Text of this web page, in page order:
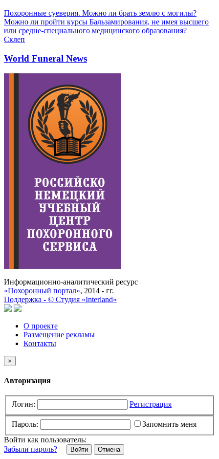
Похоронные суеверия. Можно ли брать землю с могилы?
Можно ли пройти курсы Бальзамирования, не имея высшего
или средне-специального медицинского образования?
Склеп
World Funeral News
Информационно-аналитический ресурс
«Похоронный портал», 2014 - гг.
Поддержка - © Cтудия «Interland»
О проекте
Размещение рекламы
Контакты
×
Авторизация
Логин: Регистрация
Пароль:
Запомнить меня
Войти как пользователь:
Забыли пароль?
Отмена